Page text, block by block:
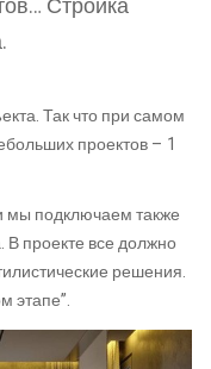
Стройка
Так что при самом
проектов – 1
мы подключаем также
проекте все должно
решения.
этапе”.